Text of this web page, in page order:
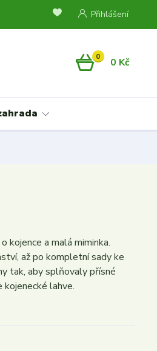
Přihlášení
0 0 Kč
kojence a malá miminka.
až po kompletní sady ke
tak, aby splňovaly přísné
lahve.